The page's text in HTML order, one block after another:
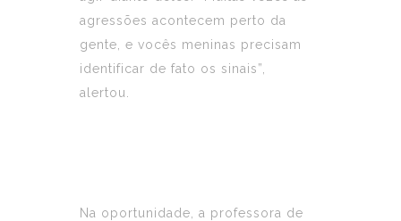
agressões acontecem perto da
gente, e vocês meninas precisam
identificar de fato os sinais”,
alertou.
Na oportunidade, a professora de